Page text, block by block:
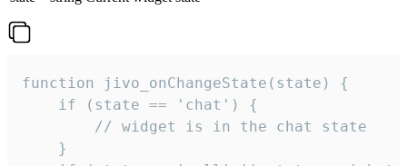
function jivo_onChangeState(state) {
    if (state == 'chat') {
        // widget is in the chat state
    }